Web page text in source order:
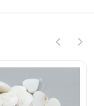
-28%